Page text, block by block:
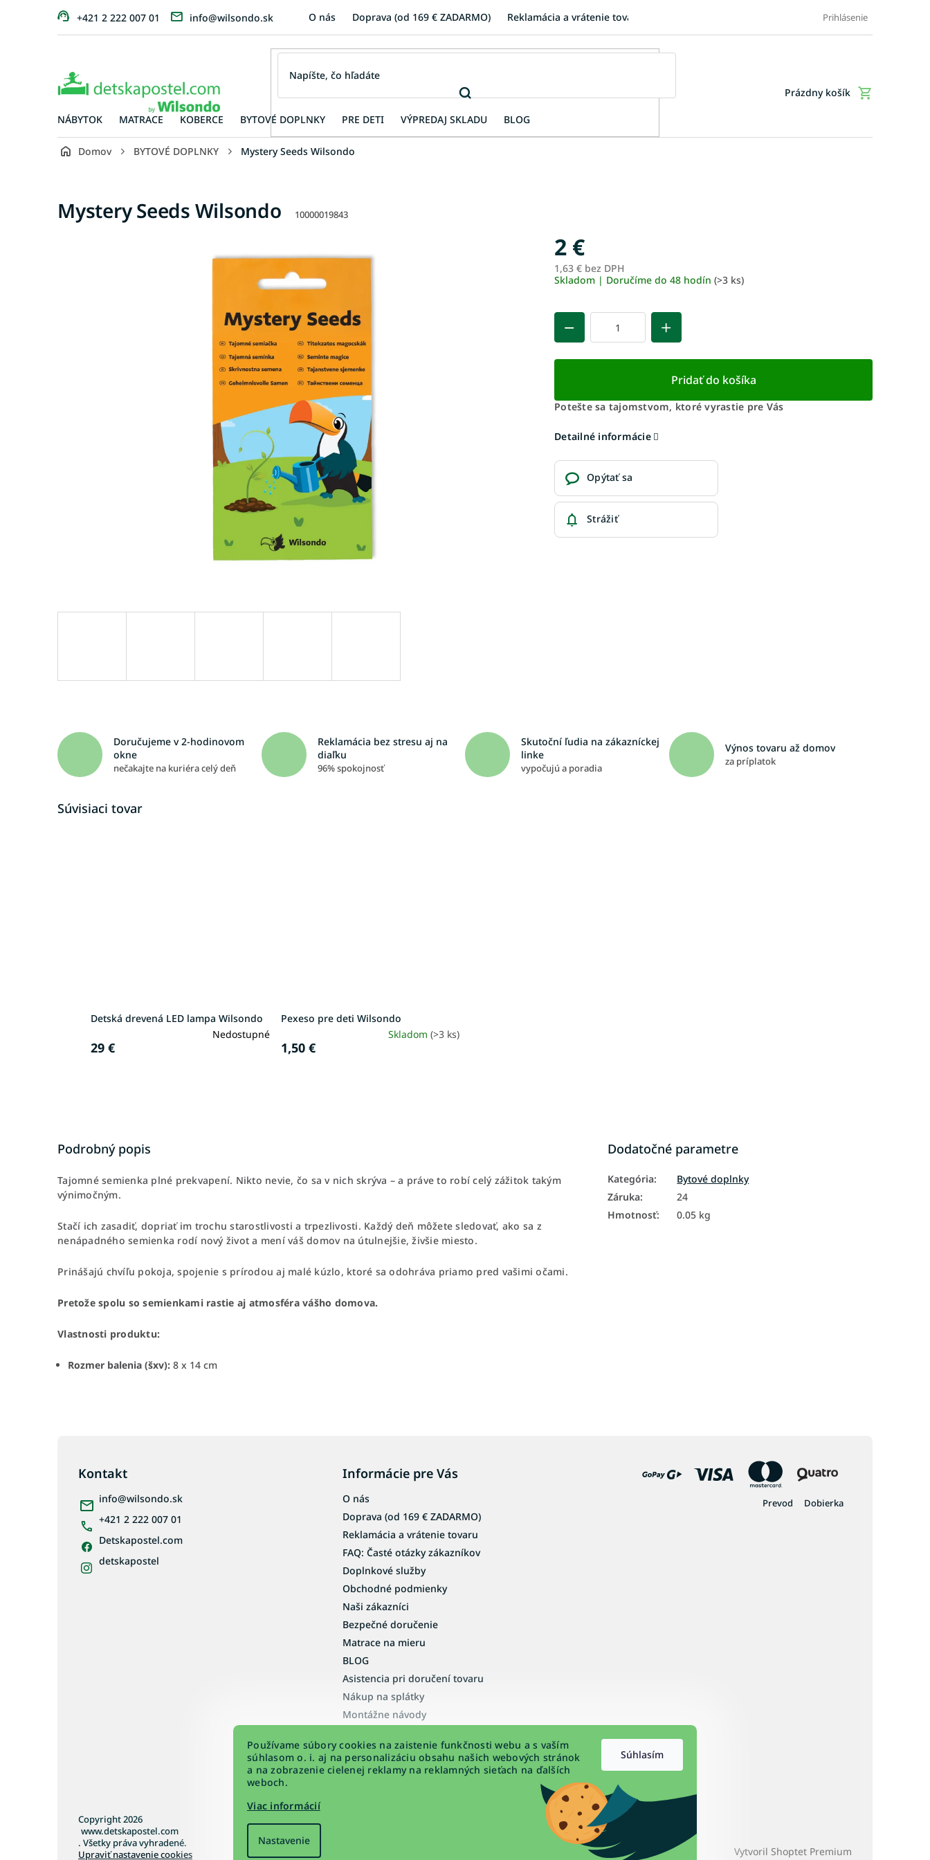
Používame súbory cookies na zaistenie funkčnosti webu a s vaším
súhlasom o. i. aj na personalizáciu obsahu našich webových stránok
a na zobrazenie cielenej reklamy na reklamných sieťach na ďalších
weboch.
Viac informácií
Nastavenie
Súhlasím
+421 2 222 007 01 info@wilsondo.sk O nás Doprava (od 169 € ZADARMO) Reklamácia a vrátenie tovaru Doplnkové služby
Prihlásenie
Nákupný
Prázdny košík
NÁBYTOK MATRACE KOBERCE BYTOVÉ DOPLNKY PRE DETI VÝPREDAJ SKLADU BLOG
Domov BYTOVÉ DOPLNKY Mystery Seeds Wilsondo
Mystery Seeds Wilsondo 10000019843
2 €
1,63 € bez DPH
Skladom | Doručíme do 48 hodín (>3 ks)
Pridať do košíka
Potešte sa tajomstvom, ktoré vyrastie pre Vás
Detailné informácie
Opýtať sa
Strážiť
Doručujeme v 2-hodinovom
okne
nečakajte na kuriéra celý deň
Reklamácia bez stresu aj na
diaľku
96% spokojnosť
Skutoční ľudia na zákazníckej
linke
vypočujú a poradia
Výnos tovaru až domov
za príplatok
Súvisiaci tovar
Detská drevená LED lampa Wilsondo
Nedostupné
29 €
Pexeso pre deti Wilsondo
Skladom (>3 ks)
1,50 €
Podrobný popis
Tajomné semienka plné prekvapení. Nikto nevie, čo sa v nich skrýva – a práve to robí celý zážitok takým
výnimočným.
Stačí ich zasadiť, dopriať im trochu starostlivosti a trpezlivosti. Každý deň môžete sledovať, ako sa z
nenápadného semienka rodí nový život a mení váš domov na útulnejšie, živšie miesto.
Prinášajú chvíľu pokoja, spojenie s prírodou aj malé kúzlo, ktoré sa odohráva priamo pred vašimi očami.
Pretože spolu so semienkami rastie aj atmosféra vášho domova.
Vlastnosti produktu:
Rozmer balenia (šxv): 8 x 14 cm
Dodatočné parametre
Kategória:
Bytové doplnky
Záruka:
24
Hmotnosť: 0.05 kg
Kontakt
info@wilsondo.sk
+421 2 222 007 01
Detskapostel.com
detskapostel
Informácie pre Vás
O nás
Doprava (od 169 € ZADARMO)
Reklamácia a vrátenie tovaru
FAQ: Časté otázky zákazníkov
Doplnkové služby
Obchodné podmienky
Naši zákazníci
Bezpečné doručenie
Matrace na mieru
BLOG
Asistencia pri doručení tovaru
Nákup na splátky
Montážne návody
Podmienky ochrany osobných údajov
Prevod Dobierka
Vytvoril Shoptet Premium
Copyright 2026
www.detskapostel.com
. Všetky práva vyhradené.
Upraviť nastavenie cookies